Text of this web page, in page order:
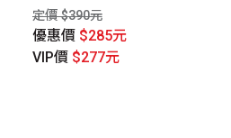
定價 $390元
優惠價 $285元
VIP價 $277元